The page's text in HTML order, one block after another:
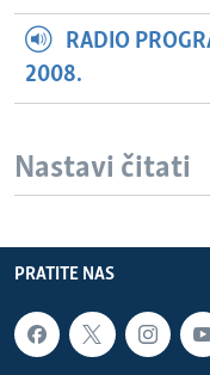
RADIO
2008.
Nastavi čitati
PRATITE NAS